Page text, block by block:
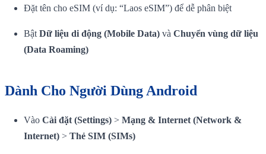
Đặt tên cho eSIM (ví dụ: “Laos eSIM”) để dễ phân biệt
Bật Dữ liệu di động (Mobile Data) và Chuyển vùng dữ liệu
(Data Roaming)
Dành Cho Người Dùng Android
Vào Cài đặt (Settings) > Mạng & Internet (Network &
Internet) > Thẻ SIM (SIMs)